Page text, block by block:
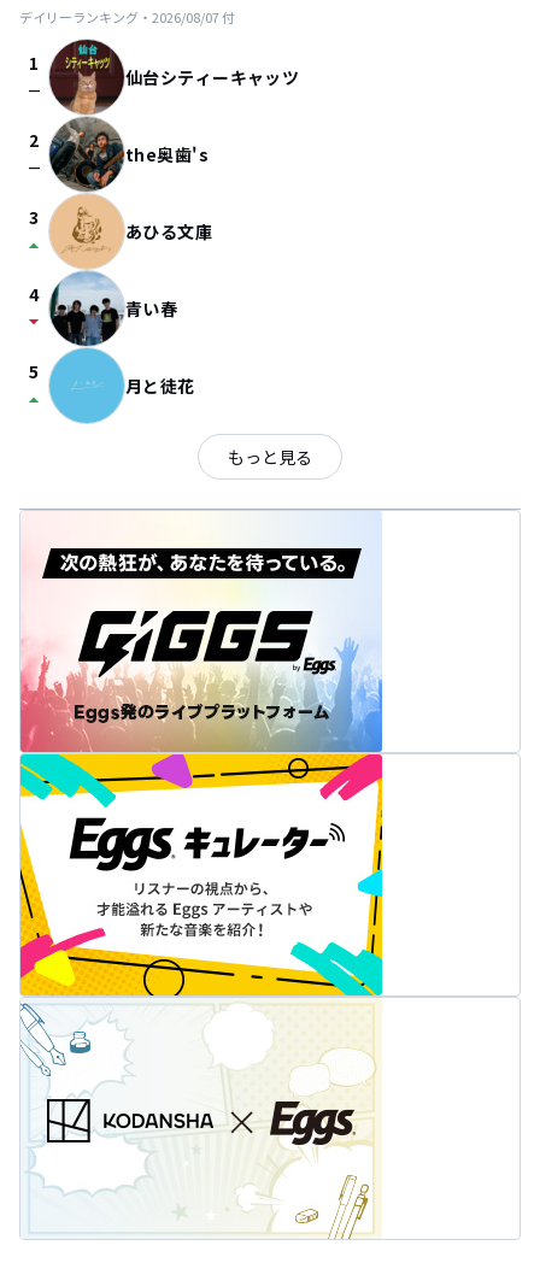
デイリーランキング・ 2026/08/07付
1
check_indeterminate_small 仙台シティーキャッツ
2
check_indeterminate_small the奥歯's
3
arrow_drop_up あひる文庫
4
arrow_drop_down 青い春
5
arrow_drop_up 月と徒花
もっと見る